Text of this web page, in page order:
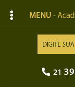
MENU -
21